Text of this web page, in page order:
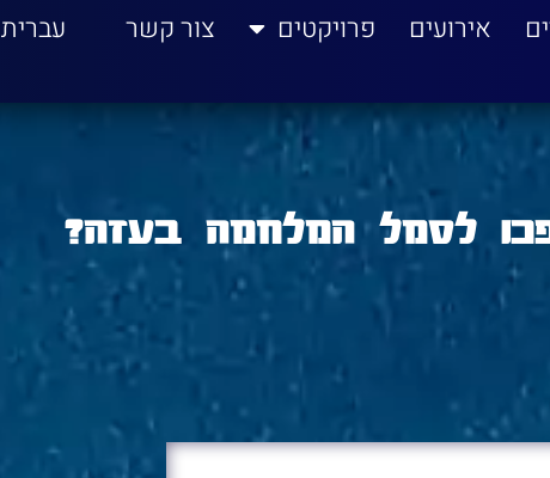
אירועים פרויקטים צור קשר עברית
לסמל המלחמה בעזה?